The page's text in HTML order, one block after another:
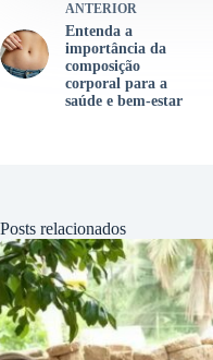
ANTERIOR
Entenda a
importância da
composição
corporal para a
saúde e bem-estar
Posts relacionados